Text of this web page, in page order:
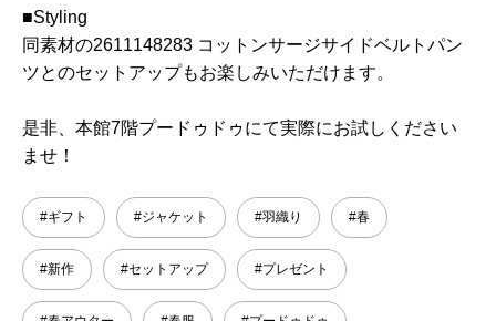
■Styling
同素材の2611148283 コットンサージサイドベルトパン
ツとのセットアップもお楽しみいただけます。
是非、本館7階プードゥドゥにて実際にお試しください
ませ！
#ギフト #ジャケット #羽織り #春
#新作 #セットアップ #プレゼント